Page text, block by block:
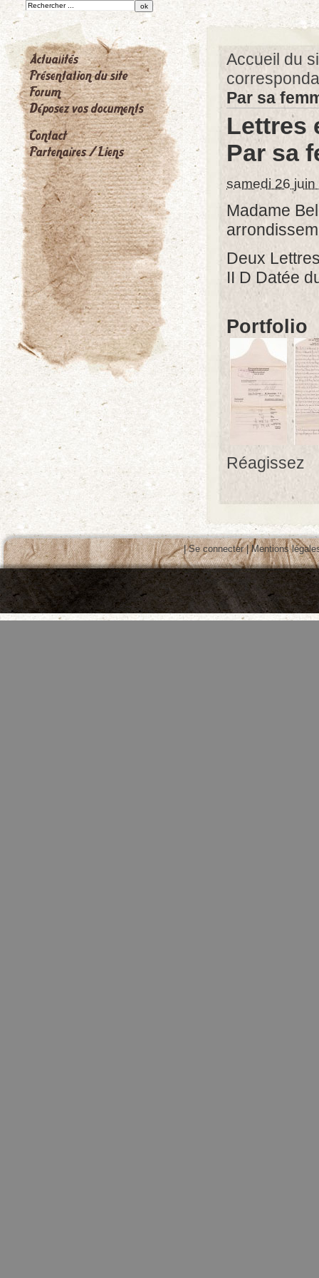
Accueil du
Par sa
Lettres
Par sa
samedi 26
Madame
Deux
II D Datée
Portfolio
Réagissez
|Se connecter|Mentions